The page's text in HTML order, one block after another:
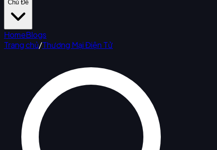
Chủ Đề
HomeBlogs
Trang chủ/Thương Mại Điện Tử